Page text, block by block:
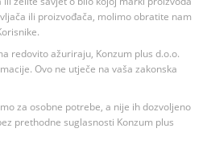
ili proizvođača, molimo obratite nam
redovito ažuriraju, Konzum plus d.o.o.
Ovo ne utječe na vaša zakonska
za osobne potrebe, a nije ih dozvoljeno
prethodne suglasnosti Konzum plus